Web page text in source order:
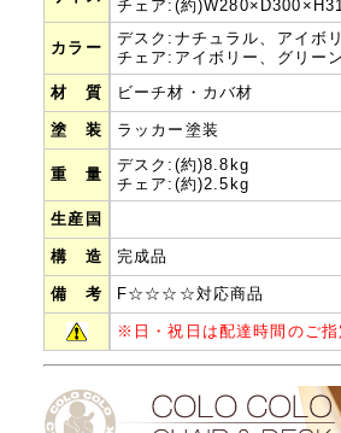
チェア:(約
カラー
デスク:ナチュラル、アイボ
チェア:アイボリー、グリー
材 質
ビーチ材・カバ材
塗 装 ラッカー塗装
重 量
デスク:(約)8.8kg
チェア:(約)2.5kg
生産国
構 造 完成品
備 考 F☆☆☆☆対応商品
※ 日・祝日は配達時間のご